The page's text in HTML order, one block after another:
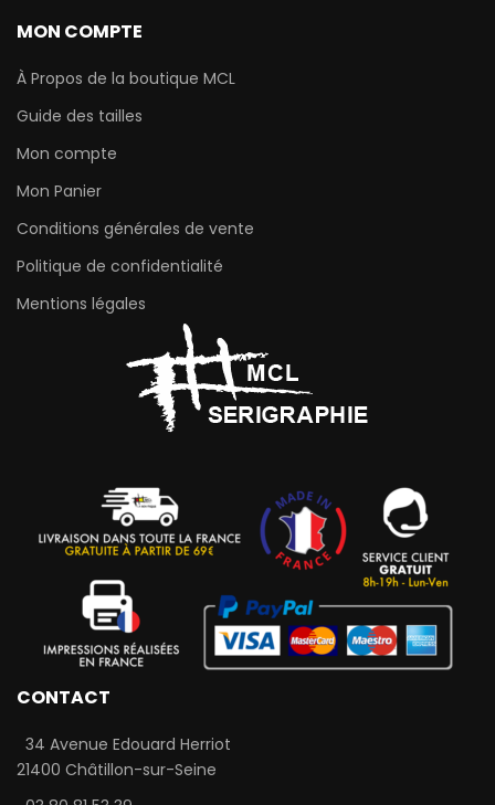
MON COMPTE
À Propos de la boutique MCL
Guide des tailles
Mon compte
Mon Panier
Conditions générales de vente
Politique de confidentialité
Mentions légales
CONTACT
34 Avenue Edouard Herriot
21400 Châtillon-sur-Seine